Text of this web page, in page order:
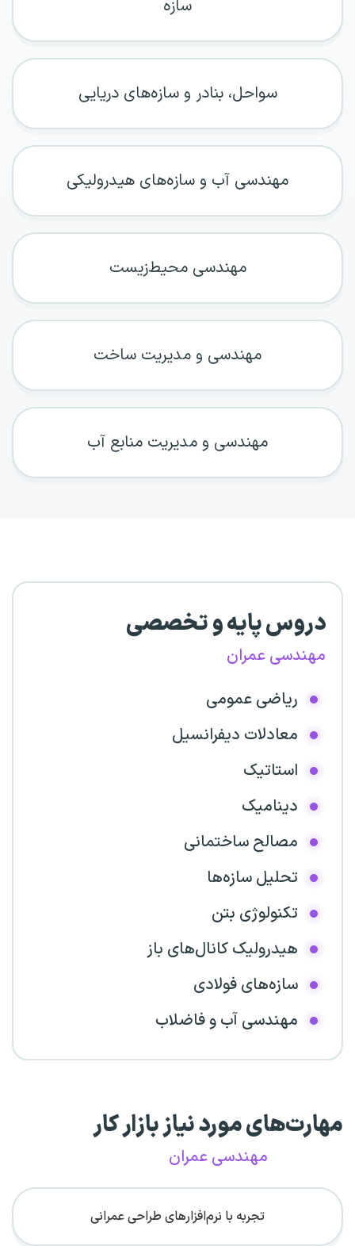
سازه
سواحل، بنادر و سازه‌های دریایی
مهندسی آب و سازه‌های هیدرولیکی
مهندسی محیط‌زیست
مهندسی و مدیریت ساخت
مهندسی و مدیریت منابع آب
دروس پایه و تخصصی
مهندسی عمران
ریاضی عمومی
معادلات دیفرانسیل
استاتیک
دینامیک
مصالح ساختمانی
تحلیل سازه‌ها
تکنولوژی بتن
هیدرولیک کانال‌های باز
سازه‌های فولادی
مهندسی آب و فاضلاب
مهارت‌های مورد نیاز بازار کار
مهندسی عمران
تجربه با نرم‌افزارهای طراحی عمرانی